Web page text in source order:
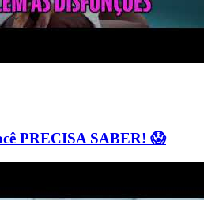
PRECISA SABER! 😱